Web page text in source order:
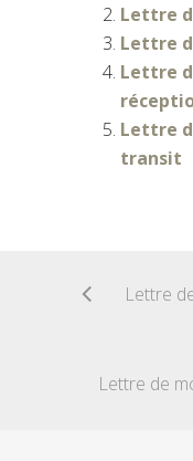
Lettre
Lettre
Lettre
Lettre
transit